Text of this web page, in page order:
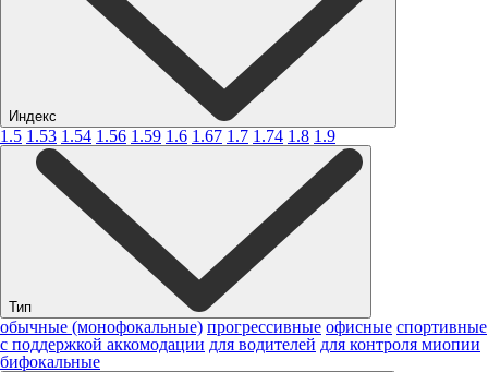
Индекс
1.5 1.53 1.54 1.56 1.59 1.6 1.67 1.7 1.74 1.8 1.9
Тип
обычные (монофокальные) прогрессивные офисные спортивные
с поддержкой аккомодации для водителей для контроля миопии
бифокальные